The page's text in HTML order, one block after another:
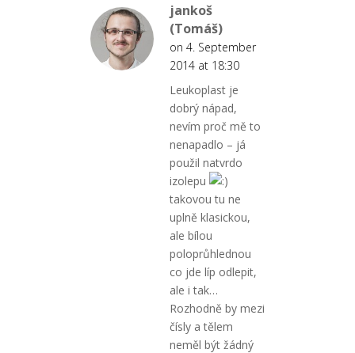
jankoš
(Tomáš)
on 4. September
2014 at 18:30
Leukoplast je
dobrý nápad,
nevím proč mě to
nenapadlo – já
použil natvrdo
izolepu
takovou tu ne
uplně klasickou,
ale bílou
poloprůhlednou
co jde líp odlepit,
ale i tak…
Rozhodně by mezi
čísly a tělem
neměl být žádný